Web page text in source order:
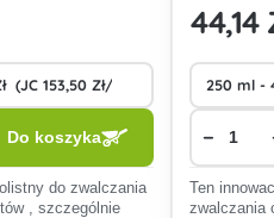
Do koszyka
do zwalczania
, szczególnie
44,14
−
Ten
zwalczania